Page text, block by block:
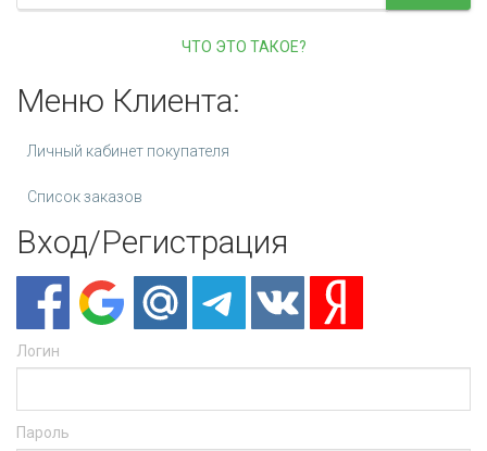
ЧТО ЭТО ТАКОЕ?
Меню Клиента:
Личный кабинет покупателя
Список заказов
Вход/Регистрация
Логин
Пароль